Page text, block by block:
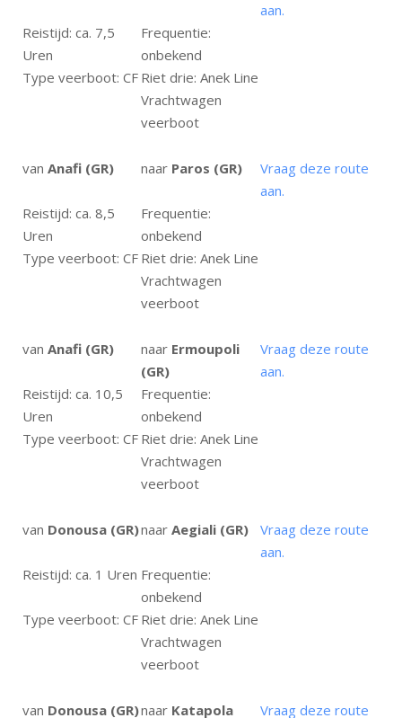
aan.
Reistijd: ca. 7,5
Uren
Frequentie:
onbekend
Type veerboot: CF Riet drie: Anek Line
Vrachtwagen
veerboot
van Anafi (GR) naar Paros (GR)
Vraag deze route
aan.
Reistijd: ca. 8,5
Uren
Frequentie:
onbekend
Type veerboot: CF Riet drie: Anek Line
Vrachtwagen
veerboot
van Anafi (GR) naar Ermoupoli
(GR)
Vraag deze route
aan.
Reistijd: ca. 10,5
Uren
Frequentie:
onbekend
Type veerboot: CF Riet drie: Anek Line
Vrachtwagen
veerboot
van Donousa (GR)naar Aegiali (GR)
Vraag deze route
aan.
Reistijd: ca. 1 Uren Frequentie:
onbekend
Type veerboot: CF Riet drie: Anek Line
Vrachtwagen
veerboot
van Donousa (GR)naar Katapola
Vraag deze route